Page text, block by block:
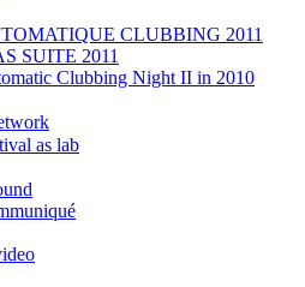
CLUBBING 2011
SUITE 2011
Clubbing Night II in 2010
as lab